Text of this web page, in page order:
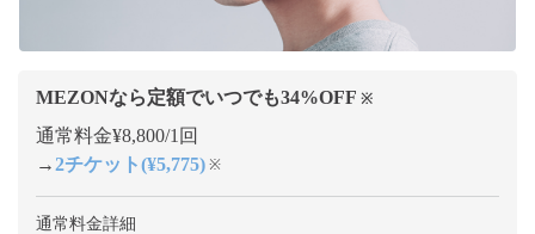
MEZONなら定額でいつでも34%OFF ※
通常料金¥8,800/1回
→2チケット(¥5,775) ※
通常料金詳細